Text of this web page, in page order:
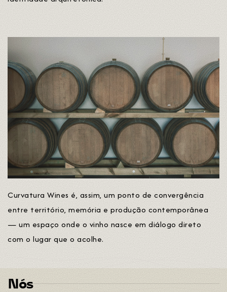
Curvatura Wines é, assim, um ponto de convergência
entre território, memória e produção contemporânea
— um espaço onde o vinho nasce em diálogo direto
com o lugar que o acolhe.
Nós